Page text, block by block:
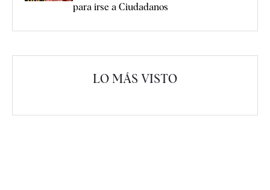
para irse a Ciudadanos
LO MÁS VISTO